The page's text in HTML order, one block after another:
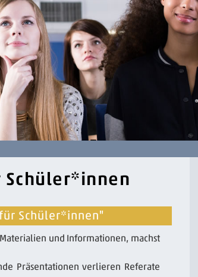
Schüler*innen
Schüler*innen"
und Informationen, machst
Präsentationen verlieren Referate